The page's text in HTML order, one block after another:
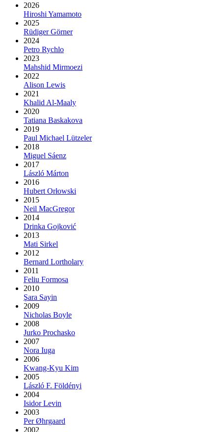
2026
Hiroshi Yamamoto
2025
Rüdiger Görner
2024
Petro Rychlo
2023
Mahshid Mirmoezi
2022
Alison Lewis
2021
Khalid Al-Maaly
2020
Tatiana Baskakova
2019
Paul Michael Lützeler
2018
Miguel Sáenz
2017
László Márton
2016
Hubert Orłowski
2015
Neil MacGregor
2014
Drinka Gojković
2013
Mati Sirkel
2012
Bernard Lortholary
2011
Feliu Formosa
2010
Şara Sayin
2009
Nicholas Boyle
2008
Jurko Prochasko
2007
Nora Iuga
2006
Kwang-Kyu Kim
2005
László F. Földényi
2004
Isidor Levin
2003
Per Øhrgaard
2002